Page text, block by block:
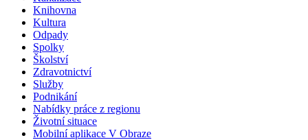
Knihovna
Kultura
Odpady
Spolky
Školství
Zdravotnictví
Služby
Podnikání
Nabídky práce z regionu
Životní situace
Mobilní aplikace V Obraze